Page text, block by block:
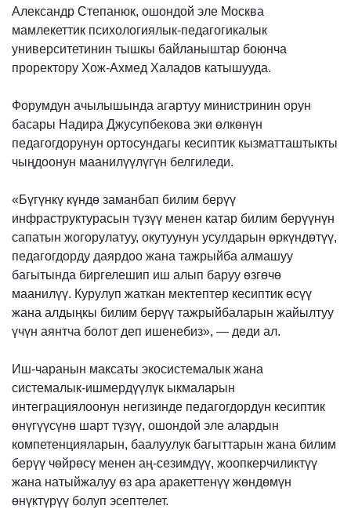
Александр Степанюк, ошондой эле Москва
мамлекеттик психологиялык-педагогикалык
университетинин тышкы байланыштар боюнча
проректору Хож-Ахмед Халадов катышууда.
Форумдун ачылышында агартуу министринин орун
басары Надира Джусупбекова эки өлкөнүн
педагогдорунун ортосундагы кесиптик кызматташтыкты
чыңдоонун маанилүүлүгүн белгиледи.
«Бүгүнкү күндө заманбап билим берүү
инфраструктурасын түзүү менен катар билим берүүнүн
сапатын жогорулатуу, окутуунун усулдарын өркүндөтүү,
педагогдорду даярдоо жана тажрыйба алмашуу
багытында биргелешип иш алып баруу өзгөчө
маанилүү. Курулуп жаткан мектептер кесиптик өсүү
жана алдыңкы билим берүү тажрыйбаларын жайылтуу
үчүн аянтча болот деп ишенебиз», — деди ал.
Иш-чаранын максаты экосистемалык жана
системалык-ишмердүүлүк ыкмаларын
интеграциялоонун негизинде педагогдордун кесиптик
өнүгүүсүнө шарт түзүү, ошондой эле алардын
компетенцияларын, баалуулук багыттарын жана билим
берүү чөйрөсү менен аң-сезимдүү, жоопкерчиликтүү
жана натыйжалуу өз ара аракеттенүү жөндөмүн
өнүктүрүү болуп эсептелет.